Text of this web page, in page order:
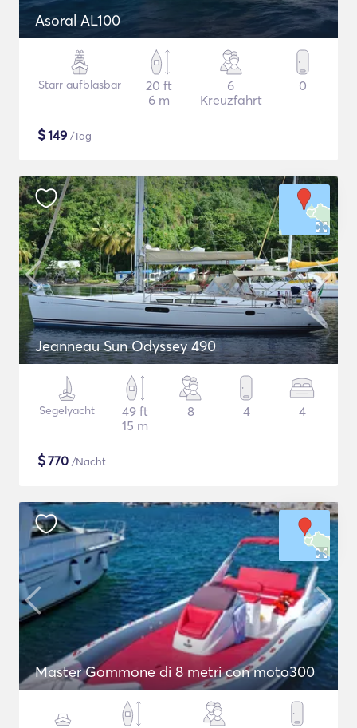
Asoral AL100
Starr aufblasbar
20 ft
6 m
6
Kreuzfahrt
0
$149 /Tag
Jeanneau Sun Odyssey 490
Segelyacht
49 ft
15 m
8 4 4
$770 /Nacht
Master Gommone di 8 metri con moto300